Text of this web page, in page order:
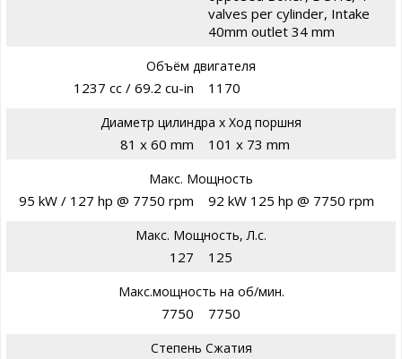
valves per cylinder, Intake
40mm outlet 34 mm
Объём двигателя
1237 cc / 69.2 cu-in 1170
Диаметр цилиндра х Ход поршня
81 x 60 mm 101 x 73 mm
Макс. Мощность
95 kW / 127 hp @ 7750 rpm 92 kW 125 hp @ 7750 rpm
Макс. Мощность, Л.с.
127 125
Макс.мощность на об/мин.
7750 7750
Степень Сжатия